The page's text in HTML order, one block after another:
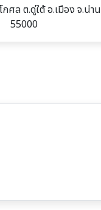
ศล ต.ดู่ใต้ อ.เมือง จ.น่าน
55000